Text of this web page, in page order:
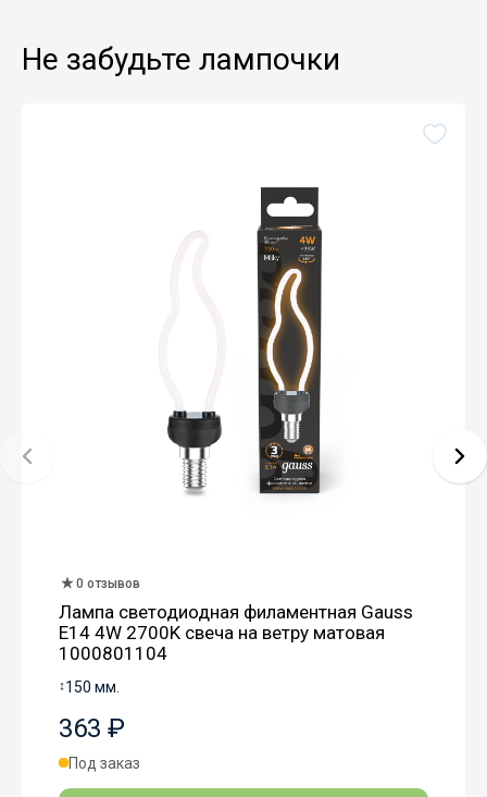
Не забудьте лампочки
0 отзывов
Лампа светодиодная филаментная Gauss
E14 4W 2700K свеча на ветру матовая
1000801104
↕150 мм.
363 ₽
Под заказ